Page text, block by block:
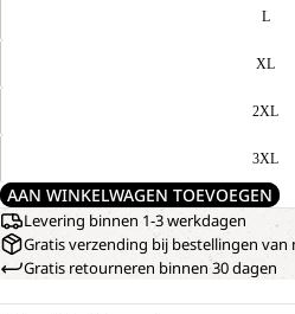
L
XL
2XL
3XL
AAN WINKELWAGEN TOEVOEGEN
Levering binnen 1-3 werkdagen
Gratis verzending bij bestellingen van
Gratis retourneren binnen 30 dagen